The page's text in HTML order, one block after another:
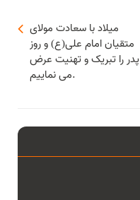
میلاد با سعادت مولای
متقیان امام علی(ع) و روز
پدر را تبریک و تهنیت عرض
می نماییم.